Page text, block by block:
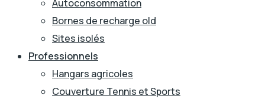
Autoconsommation
Bornes de recharge old
Sites isolés
Professionnels
Hangars agricoles
Couverture Tennis et Sports